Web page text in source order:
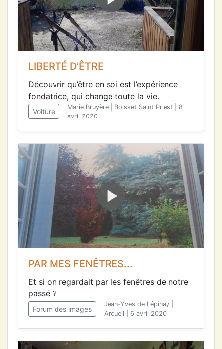
LIBERTÉ D’ÊTRE
Découvrir qu’être en soi est l’expérience
fondatrice, qui change toute la vie.
Voiture
Marie Bruyère | Boisset Saint Priest | 8
avril 2020
PAR MES FENÊTRES...
Et si on regardait par les fenêtres de notre
passé ?
Forum des images
Jean-Yves de Lépinay |
Arcueil | 6 avril 2020